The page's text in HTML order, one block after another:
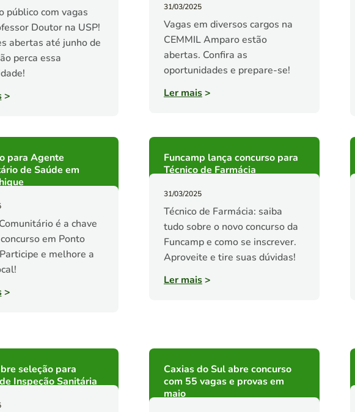
público com vagas
Doutor na USP!
abertas até junho de
perca essa
>
31/03/2025
Vagas em diversos cargos na
CEMMIL Amparo estão
abertas. Confira as
oportunidades e prepare-se!
Ler mais>
para Agente
de Saúde em
é a chave
em Ponto
e melhore a
>
Funcamp lança concurso para
Técnico de Farmácia
31/03/2025
Técnico de Farmácia: saiba
tudo sobre o novo concurso da
Funcamp e como se inscrever.
Aproveite e tire suas dúvidas!
Ler mais>
seleção para
Inspeção Sanitária
Caxias do Sul abre concurso
com 55 vagas e provas em
maio